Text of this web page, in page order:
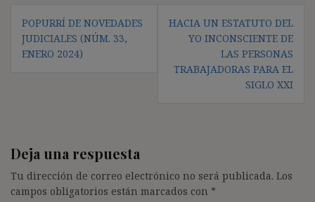
Navegación
de
entradas
POPURRÍ DE NOVEDADES
JUDICIALES (NÚM. 33,
ENERO 2024)
HACIA UN ESTATUTO DEL
YO INCONSCIENTE DE
LAS PERSONAS
TRABAJADORAS PARA EL
SIGLO XXI
Deja una respuesta
Tu dirección de correo electrónico no será publicada. Los
campos obligatorios están marcados con *